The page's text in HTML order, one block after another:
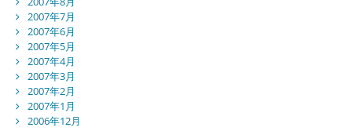
2007年7月
2007年6月
2007年5月
2007年4月
2007年3月
2007年2月
2007年1月
2006年12月